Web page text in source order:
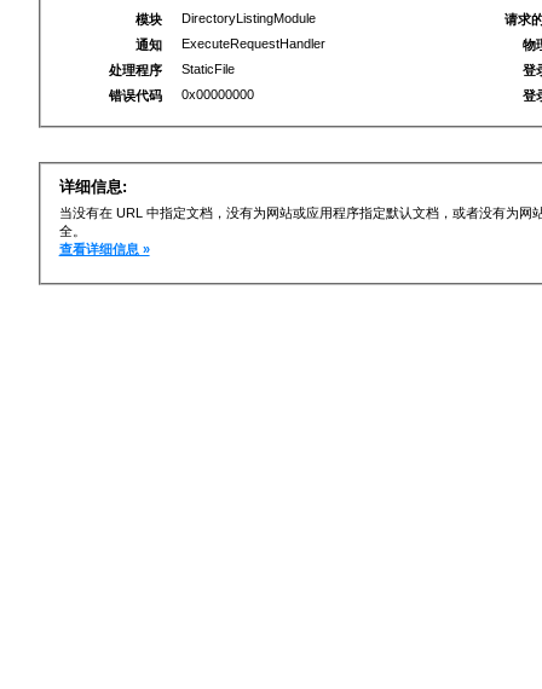
模块
DirectoryListingModule
通知
ExecuteRequestHandler
处理程序
StaticFile
错误代码
0x00000000
请求
物
登
登
详细信息:
当没有在 URL 中指定文档，没有为网站或应用程序指定默认文档，或者没有为
全。
查看详细信息 »